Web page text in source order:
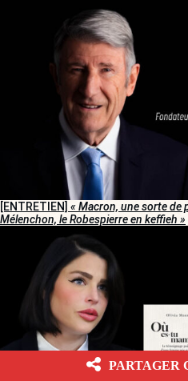
[ENTRETIEN] « Macron, une sorte de
Mélenchon, le Robespierre en keffieh »
PARTAGER